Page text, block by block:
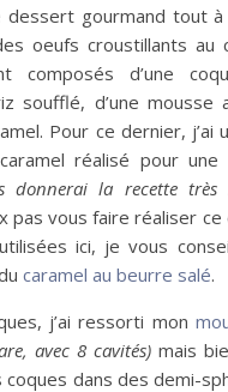
dessert gourmand tout
oeufs croustillants au
composés d’une
soufflé, d’une mousse
Pour ce dernier, j’ai
réalisé pour
donnerai la recette très
pas vous faire réaliser
ici, je vous
caramel au beurre salé.
j’ai ressorti mon
avec 8 cavités) mais
dans des demi-